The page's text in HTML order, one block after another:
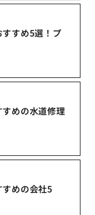
すめ5選！プ
めの水道修理
めの会社5